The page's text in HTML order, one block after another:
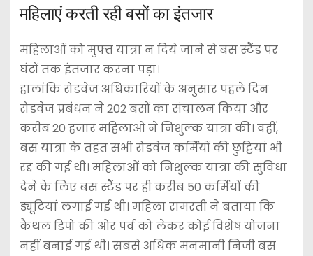
महिलाएं करती रही बसों का इंतजार
महिलाओं को मुफ्त यात्रा न दिये जाने से बस स्टैंड पर
घंटों तक इंतजार करना पड़ा।
हालांकि रोडवेज अधिकारियों के अनुसार पहले दिन
रोडवेज प्रबंधन ने 202 बसों का संचालन किया और
करीब 20 हजार महिलाओं ने निशुल्क यात्रा की। वहीं,
बस यात्रा के तहत सभी रोडवेज कर्मियों की छुट्टियां भी
रद्द की गई थी। महिलाओं को निशुल्क यात्रा की सुविधा
देने के लिए बस स्टैंड पर ही करीब 50 कर्मियों की
ड्यूटियां लगाई गई थी। महिला रामरती ने बताया कि
कैथल डिपो की ओर पर्व को लेकर कोई विशेष योजना
नहीं बनाई गई थी। सबसे अधिक मनमानी निजी बस